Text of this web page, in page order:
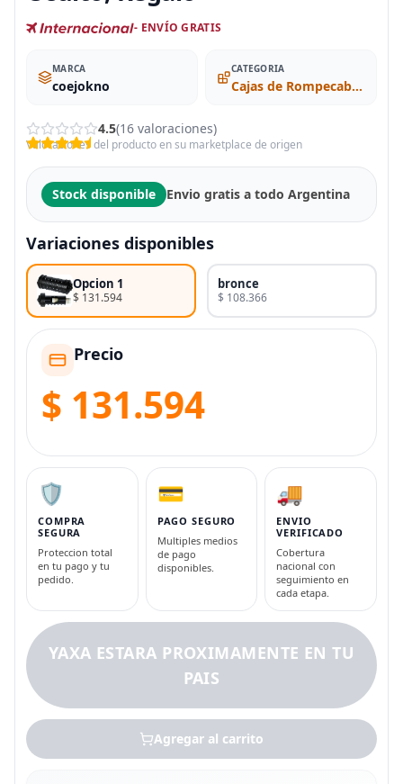
- ENVÍO GRATIS
MARCA
coejokno
CATEGORIA
Cajas de Rompecabezas
4.5(16 valoraciones)
Valoraciones del producto en su marketplace de origen
Stock disponible Envio gratis a todo Argentina
Variaciones disponibles
Opcion 1
$ 131.594
bronce
$ 108.366
Precio
$ 131.594
🛡️
COMPRA
SEGURA
Proteccion total
en tu pago y tu
pedido.
💳
PAGO SEGURO
Multiples medios
de pago
disponibles.
🚚
ENVIO
VERIFICADO
Cobertura
nacional con
seguimiento en
cada etapa.
YAXA ESTARA PROXIMAMENTE EN TU
PAIS
Agregar al carrito